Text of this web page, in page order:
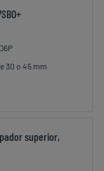
30 o 45 mm
superior,